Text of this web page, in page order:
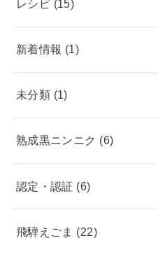
レシピ (15)
新着情報 (1)
未分類 (1)
熟成黒ニンニク (6)
認定・認証 (6)
飛騨えごま (22)